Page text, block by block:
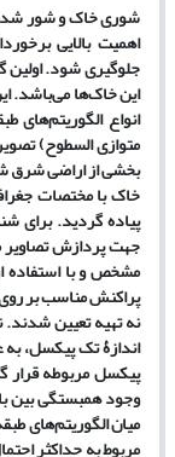
شوری خاک و شور شدن
اهمیت بالایی
جلوگیری شود. اولین
این خاکها میباشد.
انواع الگوریتمهای
متوازی السطوح)
خاک با مختصات
پیاده گردید. برای
جهت پردازش تصاویر
مشخص و با استفاده
پراکنش مناسب بر
نه تهیه تعیین شدند.
اندازۀ تک پیکسل،
پیکسل مربوطه قرار
وجود همبستگی بین باندهای 1،
میان الگوریتمهای
مربوط به حداکثر